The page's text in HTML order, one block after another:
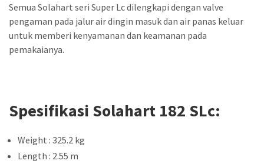
Semua Solahart seri Super Lc dilengkapi dengan valve
pengaman pada jalur air dingin masuk dan air panas keluar
untuk memberi kenyamanan dan keamanan pada
pemakaianya.
Spesifikasi Solahart 182 SLc:
Weight : 325.2 kg
Length : 2.55 m